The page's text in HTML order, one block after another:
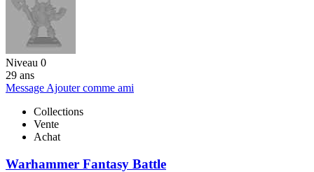
Niveau 0
29 ans
Message Ajouter comme ami
Collections
Vente
Achat
Warhammer Fantasy Battle